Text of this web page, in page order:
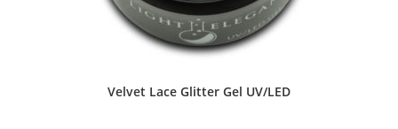
Velvet Lace Glitter Gel UV/LED